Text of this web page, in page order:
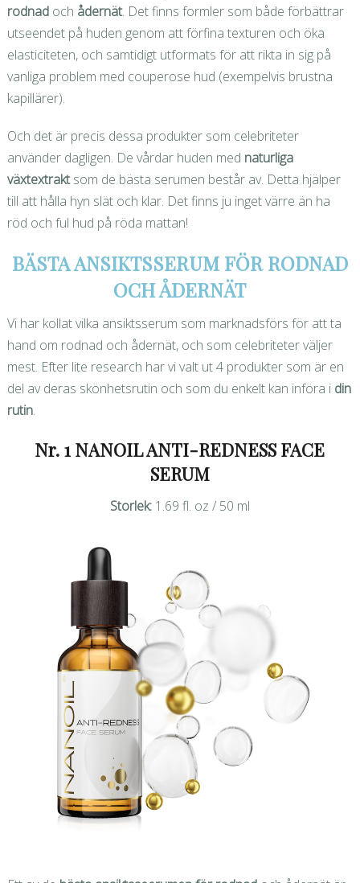
rodnad och ådernät. Det finns formler som både förbättrar
utseendet på huden genom att förfina texturen och öka
elasticiteten, och samtidigt utformats för att rikta in sig på
vanliga problem med couperose hud (exempelvis brustna
kapillärer).
Och det är precis dessa produkter som celebriteter
använder dagligen. De vårdar huden med naturliga
växtextraktsom de bästa serumen består av. Detta hjälper
till att hålla hyn slät och klar. Det finns ju inget värre än ha
röd och ful hud på röda mattan!
BÄSTA ANSIKTSSERUM FÖR RODNAD
OCH ÅDERNÄT
Vi har kollat vilka ansiktsserum som marknadsförs för att ta
hand om rodnad och ådernät, och som celebriteter väljer
mest. Efter lite research har vi valt ut 4 produkter som är en
del av deras skönhetsrutin och som du enkelt kan införa i din
rutin.
Nr. 1 NANOIL ANTI-REDNESS FACE
SERUM
Storlek: 1.69 fl. oz / 50 ml